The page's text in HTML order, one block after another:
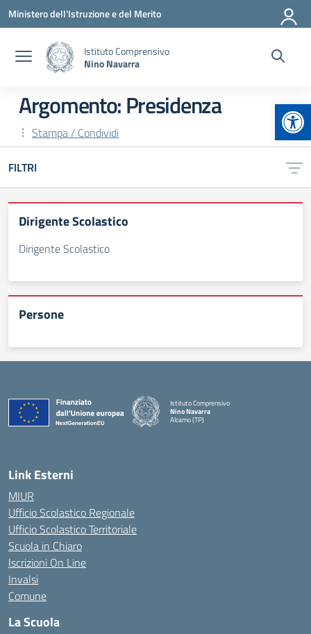
Vai ai contenuti
Vai al menu di navigazione
Vai al footer
Ministero dell'Istruzione e del Merito
Istituto Comprensivo
Nino Navarra
Argomento: Presidenza
Stampa / Condividi
FILTRI
Dirigente Scolastico
Dirigente Scolastico
Persone
Istituto Comprensivo
Nino Navarra
Alcamo (TP)
Link Esterni
MIUR
Ufficio Scolastico Regionale
Ufficio Scolastico Territoriale
Scuola in Chiaro
Iscrizioni On Line
Invalsi
Comune
La Scuola